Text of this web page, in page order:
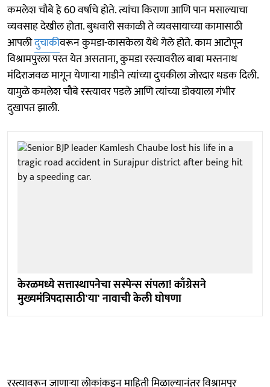
कमलेश चौबे हे 60 वर्षाचे होते. त्यांचा किराणा आणि पान मसाल्याचा
व्यवसाह देखील होता. बुधवारी सकाळी ते व्यवसायाच्या कामासाठी
आपलीदुचाकीवरून कुमडा-कासकेला येथे गेले होते. काम आटोपून
विश्रामपुरला परत येत असताना, कुमडा रस्त्यावरील बाबा मस्तनाथ
मंदिराजवळ मागून येणाऱ्या गाडीने त्यांच्या दुचकीला जोरदार धडक दिली.
यामुळे कमलेश चौबे रस्त्यावर पडले आणि त्यांच्या डोक्याला गंभीर
दुखापत झाली.
केरळमध्ये सत्तास्थापनेचा सस्पेन्स संपला! काँग्रेसने
मुख्यमंत्रिपदासाठी'या' नावाची केली घोषणा